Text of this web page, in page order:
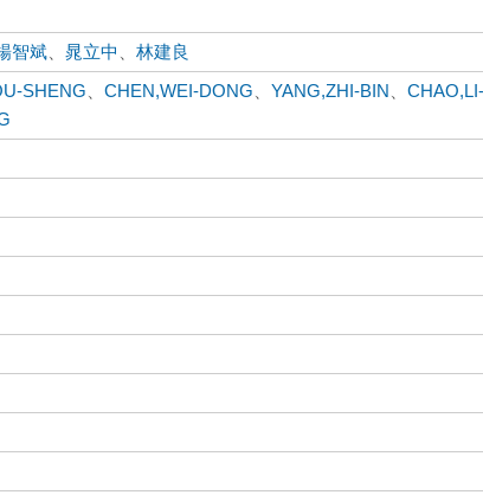
智斌 、晁立中 、林建良
SHENG 、CHEN,WEI-DONG 、YANG,ZHI-BIN 、CHAO,LI-